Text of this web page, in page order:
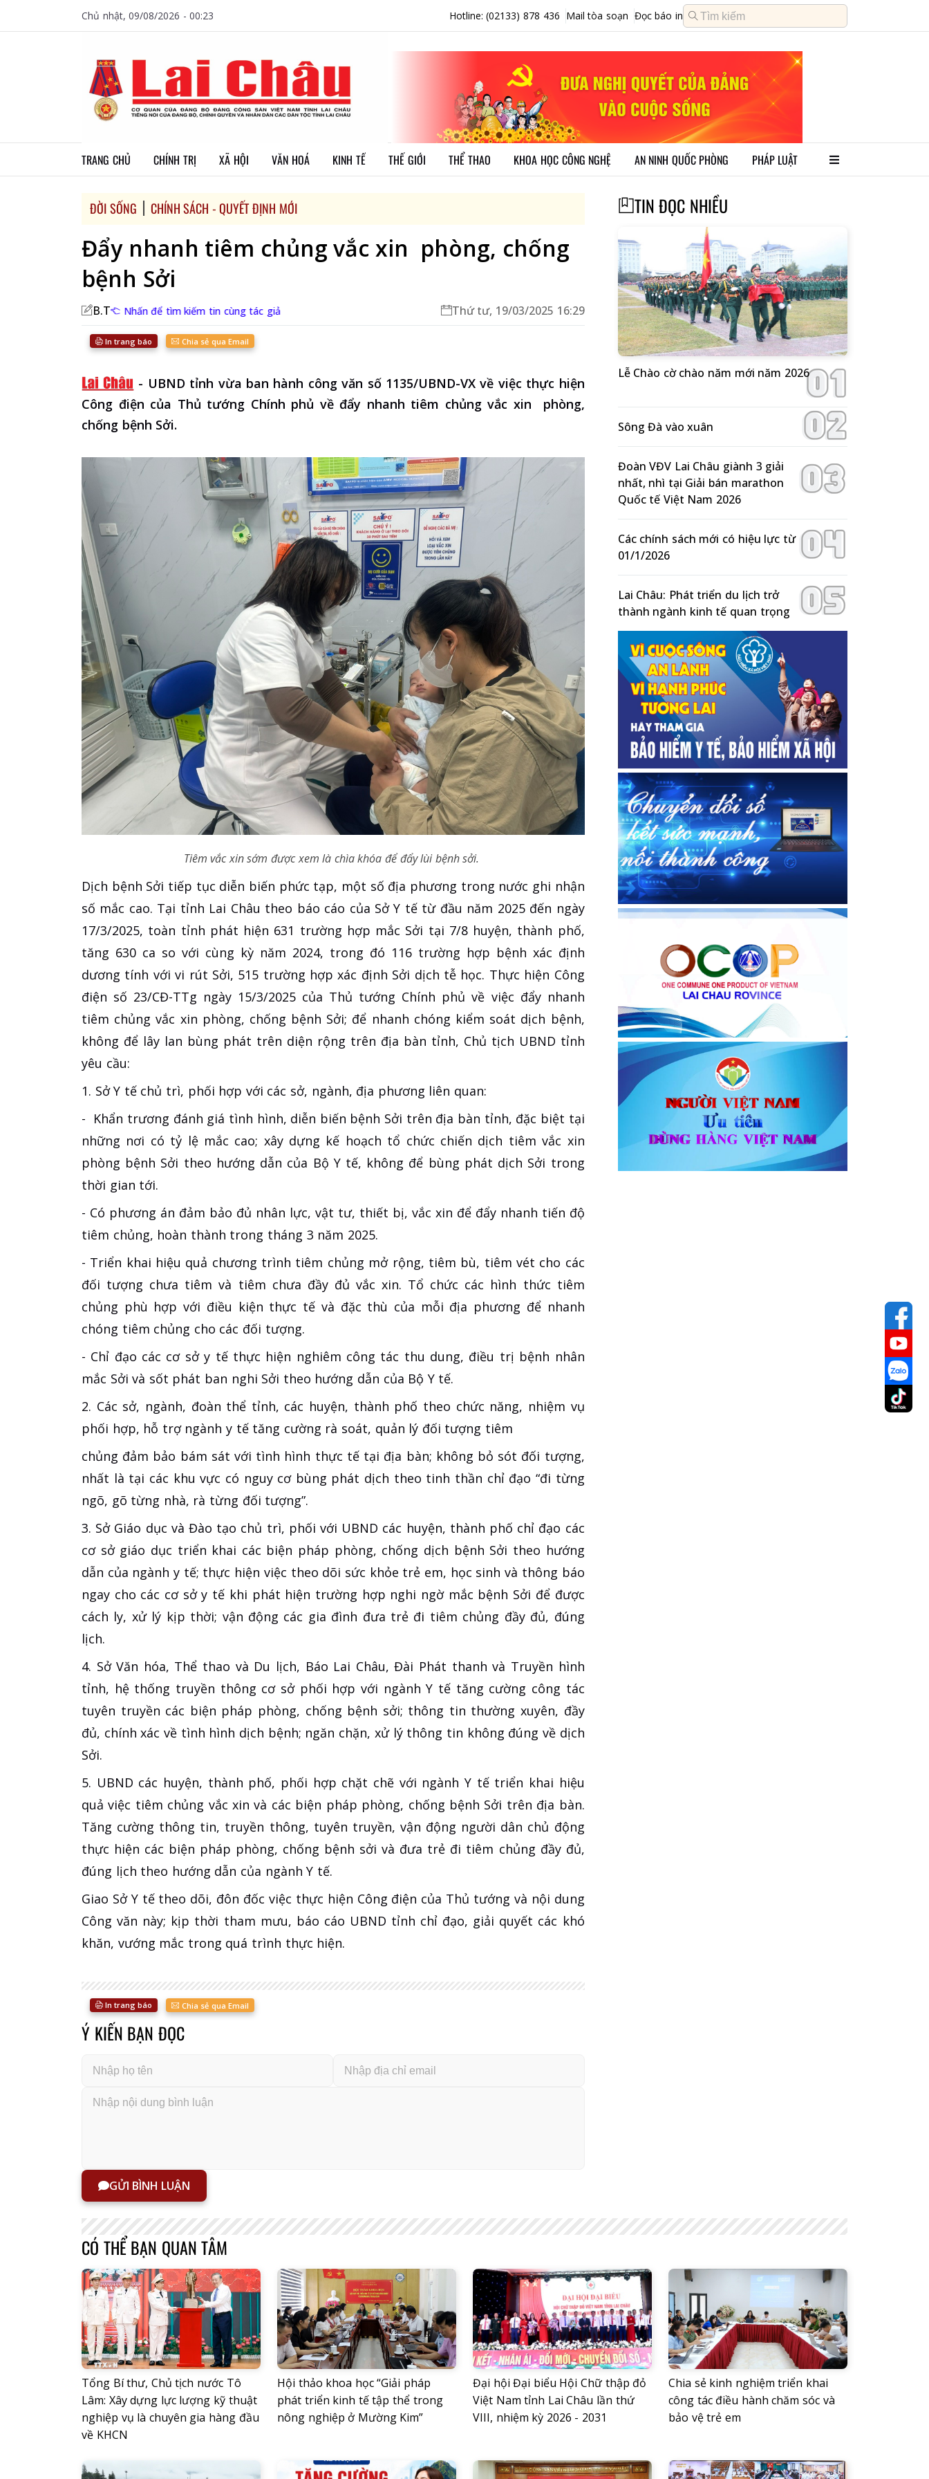
Chủ nhật, 09/08/2026 - 00:23 Hotline: (02133) 878 436 Mail tòa soạn Đọc báo in
TRANG CHỦ CHÍNH TRỊ XÃ HỘI VĂN HOÁ KINH TẾ THẾ GIỚI THỂ THAO KHOA HỌC CÔNG NGHỆ AN NINH QUỐC PHÒNG PHÁP LUẬT
ĐỜI SỐNG CHÍNH SÁCH - QUYẾT ĐỊNH MỚI
Đẩy nhanh tiêm chủng vắc xin phòng, chống
bệnh Sởi
B.T Nhấn để tìm kiếm tin cùng tác giả Thứ tư, 19/03/2025 16:29
In trang báo Chia sẻ qua Email
- UBND tỉnh vừa ban hành công văn số 1135/UBND-VX về việc thực hiện
Công điện của Thủ tướng Chính phủ về đẩy nhanh tiêm chủng vắc xin phòng,
chống bệnh Sởi.
Tiêm vắc xin sớm được xem là chìa khóa để đẩy lùi bệnh sởi.
Dịch bệnh Sởi tiếp tục diễn biến phức tạp, một số địa phương trong nước ghi nhận
số mắc cao. Tại tỉnh Lai Châu theo báo cáo của Sở Y tế từ đầu năm 2025 đến ngày
17/3/2025, toàn tỉnh phát hiện 631 trường hợp mắc Sởi tại 7/8 huyện, thành phố,
tăng 630 ca so với cùng kỳ năm 2024, trong đó 116 trường hợp bệnh xác định
dương tính với vi rút Sởi, 515 trường hợp xác định Sởi dịch tễ học. Thực hiện Công
điện số 23/CĐ-TTg ngày 15/3/2025 của Thủ tướng Chính phủ về việc đẩy nhanh
tiêm chủng vắc xin phòng, chống bệnh Sởi; để nhanh chóng kiểm soát dịch bệnh,
không để lây lan bùng phát trên diện rộng trên địa bàn tỉnh, Chủ tịch UBND tỉnh
yêu cầu:
1. Sở Y tế chủ trì, phối hợp với các sở, ngành, địa phương liên quan:
- Khẩn trương đánh giá tình hình, diễn biến bệnh Sởi trên địa bàn tỉnh, đặc biệt tại
những nơi có tỷ lệ mắc cao; xây dựng kế hoạch tổ chức chiến dịch tiêm vắc xin
phòng bệnh Sởi theo hướng dẫn của Bộ Y tế, không để bùng phát dịch Sởi trong
thời gian tới.
- Có phương án đảm bảo đủ nhân lực, vật tư, thiết bị, vắc xin để đẩy nhanh tiến độ
tiêm chủng, hoàn thành trong tháng 3 năm 2025.
- Triển khai hiệu quả chương trình tiêm chủng mở rộng, tiêm bù, tiêm vét cho các
đối tượng chưa tiêm và tiêm chưa đầy đủ vắc xin. Tổ chức các hình thức tiêm
chủng phù hợp với điều kiện thực tế và đặc thù của mỗi địa phương để nhanh
chóng tiêm chủng cho các đối tượng.
- Chỉ đạo các cơ sở y tế thực hiện nghiêm công tác thu dung, điều trị bệnh nhân
mắc Sởi và sốt phát ban nghi Sởi theo hướng dẫn của Bộ Y tế.
2. Các sở, ngành, đoàn thể tỉnh, các huyện, thành phố theo chức năng, nhiệm vụ
phối hợp, hỗ trợ ngành y tế tăng cường rà soát, quản lý đối tượng tiêm
chủng đảm bảo bám sát với tình hình thực tế tại địa bàn; không bỏ sót đối tượng,
nhất là tại các khu vực có nguy cơ bùng phát dịch theo tinh thần chỉ đạo “đi từng
ngõ, gõ từng nhà, rà từng đối tượng”.
3. Sở Giáo dục và Đào tạo chủ trì, phối với UBND các huyện, thành phố chỉ đạo các
cơ sở giáo dục triển khai các biện pháp phòng, chống dịch bệnh Sởi theo hướng
dẫn của ngành y tế; thực hiện việc theo dõi sức khỏe trẻ em, học sinh và thông báo
ngay cho các cơ sở y tế khi phát hiện trường hợp nghi ngờ mắc bệnh Sởi để được
cách ly, xử lý kịp thời; vận động các gia đình đưa trẻ đi tiêm chủng đầy đủ, đúng
lịch.
4. Sở Văn hóa, Thể thao và Du lịch, Báo Lai Châu, Đài Phát thanh và Truyền hình
tỉnh, hệ thống truyền thông cơ sở phối hợp với ngành Y tế tăng cường công tác
tuyên truyền các biện pháp phòng, chống bệnh sởi; thông tin thường xuyên, đầy
đủ, chính xác về tình hình dịch bệnh; ngăn chặn, xử lý thông tin không đúng về dịch
Sởi.
5. UBND các huyện, thành phố, phối hợp chặt chẽ với ngành Y tế triển khai hiệu
quả việc tiêm chủng vắc xin và các biện pháp phòng, chống bệnh Sởi trên địa bàn.
Tăng cường thông tin, truyền thông, tuyên truyền, vận động người dân chủ động
thực hiện các biện pháp phòng, chống bệnh sởi và đưa trẻ đi tiêm chủng đầy đủ,
đúng lịch theo hướng dẫn của ngành Y tế.
Giao Sở Y tế theo dõi, đôn đốc việc thực hiện Công điện của Thủ tướng và nội dung
Công văn này; kịp thời tham mưu, báo cáo UBND tỉnh chỉ đạo, giải quyết các khó
khăn, vướng mắc trong quá trình thực hiện.
In trang báo Chia sẻ qua Email
Ý KIẾN BẠN ĐỌC
GỬI BÌNH LUẬN
TIN ĐỌC NHIỀU
Lễ Chào cờ chào năm mới năm 2026
Sông Đà vào xuân
Đoàn VĐV Lai Châu giành 3 giải
nhất, nhì tại Giải bán marathon
Quốc tế Việt Nam 2026
Các chính sách mới có hiệu lực từ
01/1/2026
Lai Châu: Phát triển du lịch trở
thành ngành kinh tế quan trọng
CÓ THỂ BẠN QUAN TÂM
Tổng Bí thư, Chủ tịch nước Tô
Lâm: Xây dựng lực lượng kỹ thuật
nghiệp vụ là chuyên gia hàng đầu
về KHCN
Hội thảo khoa học “Giải pháp
phát triển kinh tế tập thể trong
nông nghiệp ở Mường Kim”
Đại hội Đại biểu Hội Chữ thập đỏ
Việt Nam tỉnh Lai Châu lần thứ
VIII, nhiệm kỳ 2026 - 2031
Chia sẻ kinh nghiệm triển khai
công tác điều hành chăm sóc và
bảo vệ trẻ em